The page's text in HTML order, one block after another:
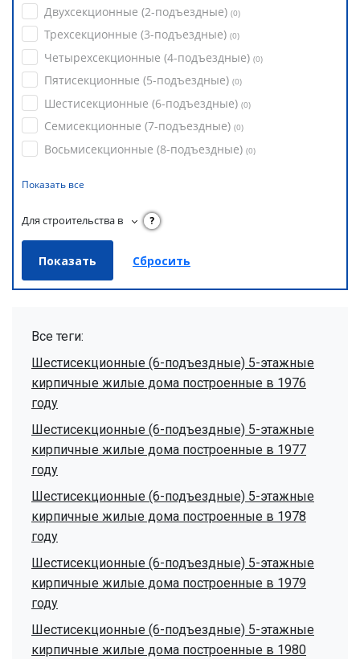
Двухсекционные (2-подъездные) (0)
Трехсекционные (3-подъездные) (0)
Четырехсекционные (4-подъездные) (0)
Пятисекционные (5-подъездные) (0)
Шестисекционные (6-подъездные) (0)
Семисекционные (7-подъездные) (0)
Восьмисекционные (8-подъездные) (0)
Показать все
Для строительства в ?
Все теги:
Шестисекционные (6-подъездные) 5-этажные
кирпичные жилые дома построенные в 1976
году
Шестисекционные (6-подъездные) 5-этажные
кирпичные жилые дома построенные в 1977
году
Шестисекционные (6-подъездные) 5-этажные
кирпичные жилые дома построенные в 1978
году
Шестисекционные (6-подъездные) 5-этажные
кирпичные жилые дома построенные в 1979
году
Шестисекционные (6-подъездные) 5-этажные
кирпичные жилые дома построенные в 1980